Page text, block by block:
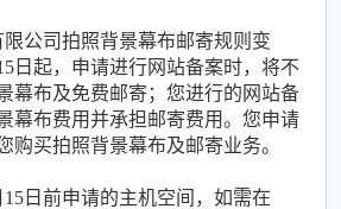
公司拍照背景幕布邮寄规则变
日起，申请进行网站备案时，将不
幕布及免费邮寄；您进行的网站备
幕布费用并承担邮寄费用。您申请
购买拍照背景幕布及邮寄业务。
日前申请的主机空间，如需在